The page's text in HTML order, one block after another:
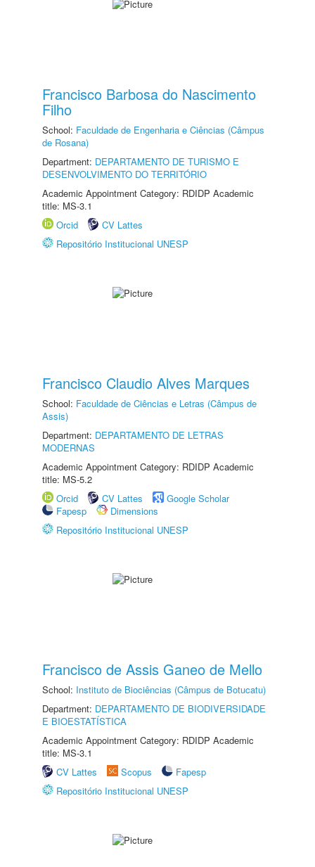
Francisco Barbosa do Nascimento
Filho
School: Faculdade de Engenharia e Ciências (Câmpus
de Rosana)
Department: DEPARTAMENTO DE TURISMO E
DESENVOLVIMENTO DO TERRITÓRIO
Academic Appointment Category: RDIDP Academic
title: MS-3.1
Orcid
CV Lattes
Repositório Institucional UNESP
Francisco Claudio Alves Marques
School: Faculdade de Ciências e Letras (Câmpus de
Assis)
Department: DEPARTAMENTO DE LETRAS
MODERNAS
Academic Appointment Category: RDIDP Academic
title: MS-5.2
Orcid
CV Lattes
Google Scholar
Fapesp
Dimensions
Repositório Institucional UNESP
Francisco de Assis Ganeo de Mello
School: Instituto de Biociências (Câmpus de Botucatu)
Department: DEPARTAMENTO DE BIODIVERSIDADE
E BIOESTATÍSTICA
Academic Appointment Category: RDIDP Academic
title: MS-3.1
CV Lattes
Scopus
Fapesp
Repositório Institucional UNESP